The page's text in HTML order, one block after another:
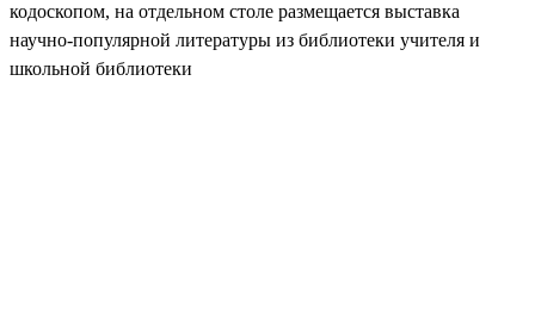
кодоскопом, на отдельном столе размещается выставка
научно-популярной литературы из библиотеки учителя и
школьной библиотеки